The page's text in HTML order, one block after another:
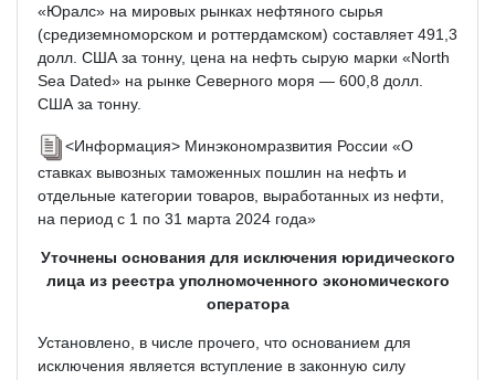
«Юралс» на мировых рынках нефтяного сырья
(средиземноморском и роттердамском) составляет 491,3
долл. США за тонну, цена на нефть сырую марки «North
Sea Dated» на рынке Северного моря — 600,8 долл.
США за тонну.
<Информация> Минэкономразвития России «О
ставках вывозных таможенных пошлин на нефть и
отдельные категории товаров, выработанных из нефти,
на период с 1 по 31 марта 2024 года»
Уточнены основания для исключения юридического
лица из реестра уполномоченного экономического
оператора
Установлено, в числе прочего, что основанием для
исключения является вступление в законную силу